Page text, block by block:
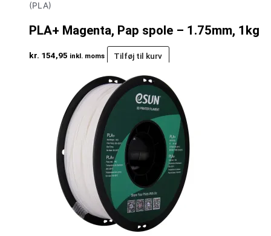
(PLA)
PLA+ Magenta, Pap spole – 1.75mm, 1kg
kr. 154,95 inkl. moms Tilføj til kurv